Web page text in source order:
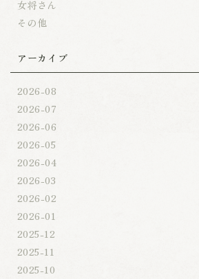
女将さん
その他
アーカイブ
2026-08
2026-07
2026-06
2026-05
2026-04
2026-03
2026-02
2026-01
2025-12
2025-11
2025-10